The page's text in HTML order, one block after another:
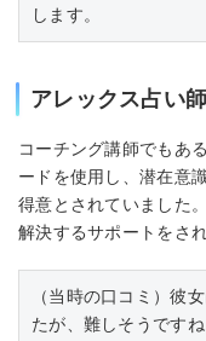
します。
アレックス占い師
コーチング講師でもあ
ードを使用し、潜在意
得意とされていました
解決するサポートをさ
（当時の口コミ）彼
たが、難しそうです